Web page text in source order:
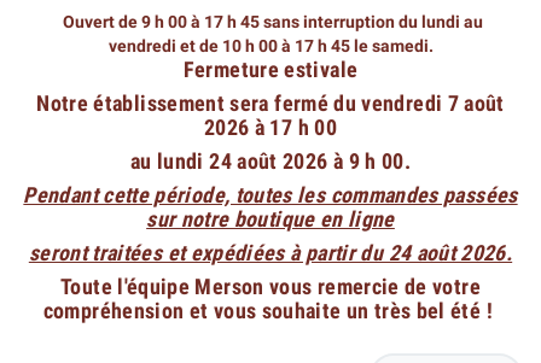
Ouvert de 9 h 00 à 17 h 45 sans interruption du lundi au
vendredi et de 10 h 00 à 17 h 45 le samedi.
Fermeture estivale
Notre établissement sera fermé du vendredi 7 août
2026 à 17 h 00
au lundi 24 août 2026 à 9 h 00.
Pendant cette période, toutes les commandes passées
sur notre boutique en ligne
seront traitées et expédiées à partir du 24 août 2026.
Toute l'équipe Merson vous remercie de votre
compréhension et vous souhaite un très bel été !